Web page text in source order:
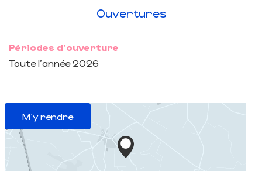
Ouvertures
Périodes d'ouverture
Toute l'année 2026
M'y rendre